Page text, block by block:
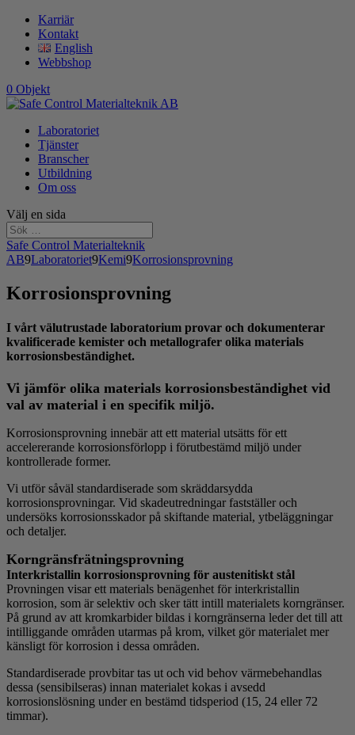
Karriär
Kontakt
English
Webbshop
0 Objekt
Laboratoriet
Tjänster
Branscher
Utbildning
Om oss
Välj en sida
Safe Control Materialteknik
AB9Laboratoriet9Kemi9Korrosionsprovning
Korrosionsprovning
I vårt välutrustade laboratorium provar och dokumenterar
kvalificerade kemister och metallografer olika materials
korrosionsbeständighet.
Vi jämför olika materials korrosionsbeständighet vid
val av material i en specifik miljö.
Korrosionsprovning innebär att ett material utsätts för ett
accelererande korrosionsförlopp i förutbestämd miljö under
kontrollerade former.
Vi utför såväl standardiserade som skräddarsydda
korrosionsprovningar. Vid skadeutredningar fastställer och
undersöks korrosionsskador på skiftande material, ytbeläggningar
och detaljer.
Korngränsfrätningsprovning
Interkristallin korrosionsprovning för austenitiskt stål
Provningen visar ett materials benägenhet för interkristallin
korrosion, som är selektiv och sker tätt intill materialets korngränser.
På grund av att kromkarbider bildas i korngränserna leder det till att
intilliggande områden utarmas på krom, vilket gör materialet mer
känsligt för korrosion i dessa områden.
Standardiserade provbitar tas ut och vid behov värmebehandlas
dessa (sensibilseras) innan materialet kokas i avsedd
korrosionslösning under en bestämd tidsperiod (15, 24 eller 72
timmar).